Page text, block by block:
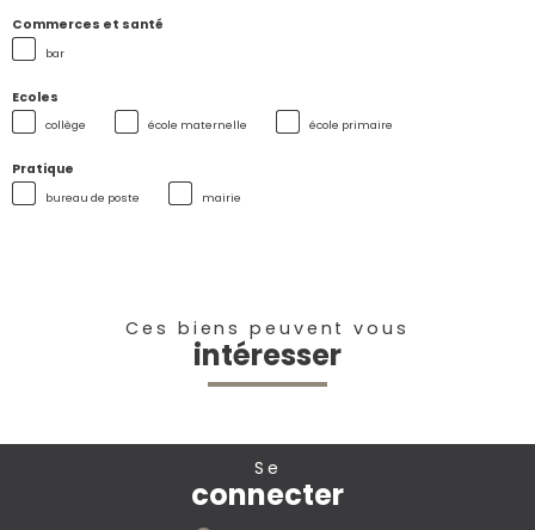
Commerces et santé
bar
Ecoles
collège école maternelle école primaire
Pratique
bureau de poste mairie
Ces biens peuvent vous
intéresser
se
connecter